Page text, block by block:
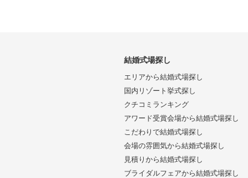
結婚式場探し
エリアから結婚式場探し
国内リゾート挙式探し
クチコミランキング
アワード受賞会場から結婚式場探し
こだわりで結婚式場探し
会場の雰囲気から結婚式場探し
見積りから結婚式場探し
ブライダルフェアから結婚式場探し